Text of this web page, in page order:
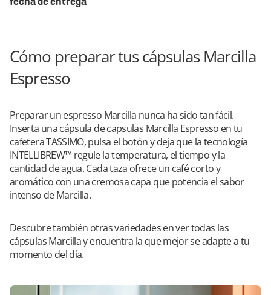
Cómo preparar tus cápsulas Marcilla
Espresso
Preparar un espresso Marcilla nunca ha sido tan fácil.
Inserta una cápsula de capsulas Marcilla Espresso en tu
cafetera TASSIMO, pulsa el botón y deja que la tecnología
INTELLIBREW™ regule la temperatura, el tiempo y la
cantidad de agua. Cada taza ofrece un café corto y
aromático con una cremosa capa que potencia el sabor
intenso de Marcilla.
Descubre también otras variedades en ver todas las
cápsulas Marcilla y encuentra la que mejor se adapte a tu
momento del día.